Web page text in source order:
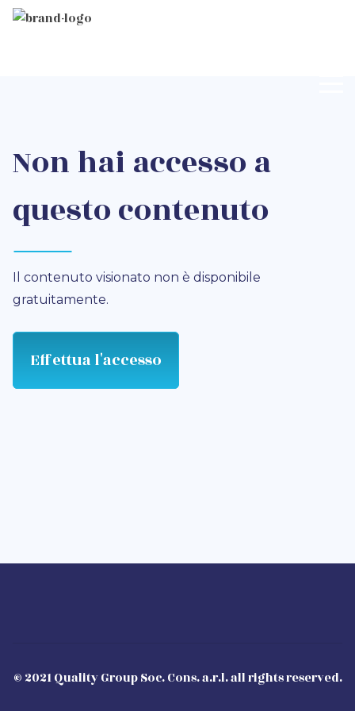
Non hai accesso a
questo contenuto
Il contenuto visionato non è disponibile
gratuitamente.
Effettua l'accesso
© 2021 Quality Group Soc. Cons. a.r.l. all rights reserved.